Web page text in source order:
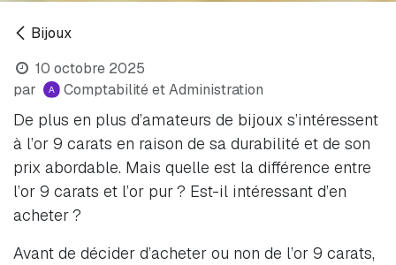
Bijoux
10 octobre 2025
par
Comptabilité et Administration
De plus en plus d’amateurs de bijoux s’intéressent
à l’or 9 carats en raison de sa durabilité et de son
prix abordable. Mais quelle est la différence entre
l’or 9 carats et l’or pur ? Est-il intéressant d’en
acheter ?
Avant de décider d’acheter ou non de l’or 9 carats,